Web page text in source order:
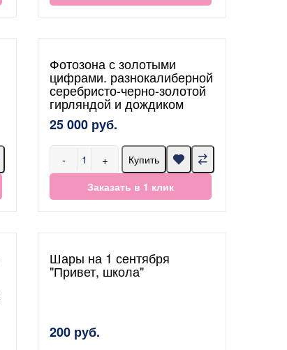
Фотозона с золотыми
цифрами. разнокалиберной
серебристо-черно-золотой
гирляндой и дождиком
25 000 руб.
- +
Купить
Заказать в 1 клик
Шары на 1 сентября
"Привет, школа"
200 руб.